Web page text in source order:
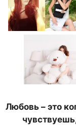
Любовь – это